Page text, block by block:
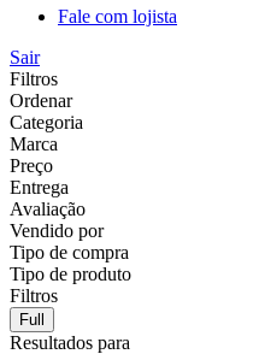
Fale com lojista
Sair
Filtros
Ordenar
Categoria
Marca
Preço
Entrega
Avaliação
Vendido por
Tipo de compra
Tipo de produto
Filtros
Full
Resultados para